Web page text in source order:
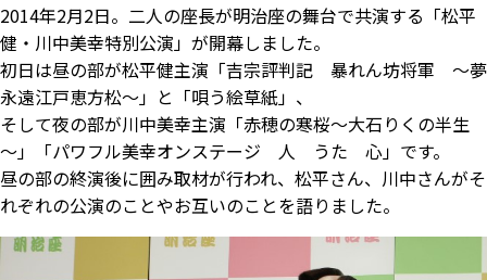
2014年2月2日。二人の座長が明治座の舞台で共演する「松平
健・川中美幸特別公演」が開幕しました。
初日は昼の部が松平健主演「吉宗評判記 暴れん坊将軍 ～夢
永遠江戸恵方松～」と「唄う絵草紙」、
そして夜の部が川中美幸主演「赤穂の寒桜～大石りくの半生
～」「パワフル美幸オンステージ 人 うた 心」です。
昼の部の終演後に囲み取材が行われ、松平さん、川中さんがそ
れぞれの公演のことやお互いのことを語りました。